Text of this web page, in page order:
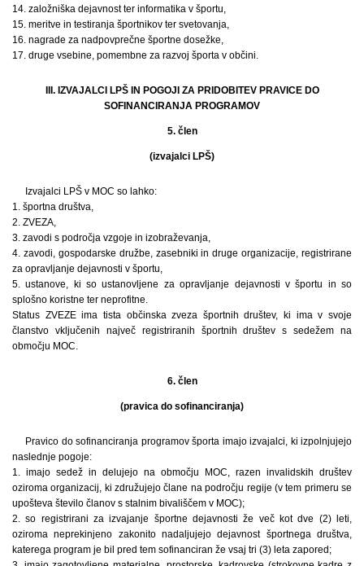
14. založniška dejavnost ter informatika v športu,
15. meritve in testiranja športnikov ter svetovanja,
16. nagrade za nadpovprečne športne dosežke,
17. druge vsebine, pomembne za razvoj športa v občini.
III. IZVAJALCI LPŠ IN POGOJI ZA PRIDOBITEV PRAVICE DO
SOFINANCIRANJA PROGRAMOV
5. člen
(izvajalci LPŠ)
Izvajalci LPŠ v MOC so lahko:
1. športna društva,
2. ZVEZA,
3. zavodi s področja vzgoje in izobraževanja,
4. zavodi, gospodarske družbe, zasebniki in druge organizacije, registrirane
za opravljanje dejavnosti v športu,
5. ustanove, ki so ustanovljene za opravljanje dejavnosti v športu in so
splošno koristne ter neprofitne.
Status ZVEZE ima tista občinska zveza športnih društev, ki ima v svoje
članstvo vključenih največ registriranih športnih društev s sedežem na
območju MOC.
6. člen
(pravica do sofinanciranja)
Pravico do sofinanciranja programov športa imajo izvajalci, ki izpolnjujejo
naslednje pogoje:
1. imajo sedež in delujejo na območju MOC, razen invalidskih društev
oziroma organizacij, ki združujejo člane na področju regije (v tem primeru se
upošteva število članov s stalnim bivališčem v MOC);
2. so registrirani za izvajanje športne dejavnosti že več kot dve (2) leti,
oziroma neprekinjeno zakonito nadaljujejo dejavnost športnega društva,
katerega program je bil pred tem sofinanciran že vsaj tri (3) leta zapored;